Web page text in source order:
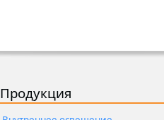
Продукция